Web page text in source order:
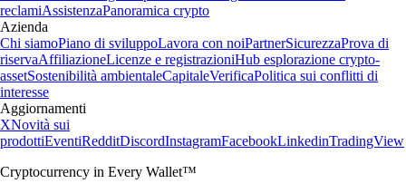
reclamiAssistenzaPanoramica crypto
Azienda
Chi siamoPiano di sviluppoLavora con noiPartnerSicurezzaProva di
riservaAffiliazioneLicenze e registrazioniHub esplorazione crypto-
assetSostenibilità ambientaleCapitaleVerificaPolitica sui conflitti di
interesse
Aggiornamenti
XNovità sui
prodottiEventiRedditDiscordInstagramFacebookLinkedinTradingView
Cryptocurrency in Every Wallet™